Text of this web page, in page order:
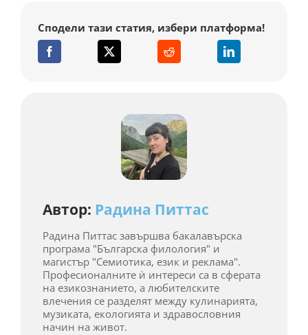
Сподели тази статия, избери платформа!
Автор: Радина Питтас
Радина Питтас завършва бакалавърска
програма "Българска филология" и
магистър "Семиотика, език и реклама".
Професионалните ѝ интереси са в сферата
на езикознанието, а любителските
влечения се разделят между кулинарията,
музиката, екологията и здравословния
начин на живот.